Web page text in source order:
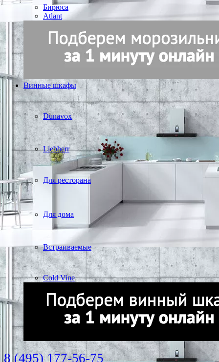
Бирюса
Atlant
Винные шкафы
Dunavox
Liebherr
Для ресторана
Для дома
Встраиваемые
Cold Vine
8 (495) 177-56-75